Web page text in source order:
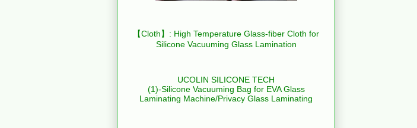
【Cloth】: High Temperature Glass-fiber Cloth for
Silicone Vacuuming Glass Lamination
UCOLIN SILICONE TECH
(1)-Silicone Vacuuming Bag for EVA Glass
Laminating Machine/Privacy Glass Laminating